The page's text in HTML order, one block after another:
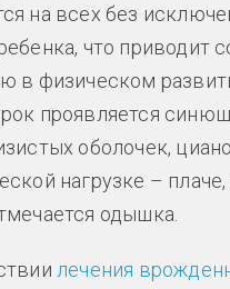
на всех без
что приводит
в физическом
проявляется
оболочек,
нагрузке –
одышка.
лечения